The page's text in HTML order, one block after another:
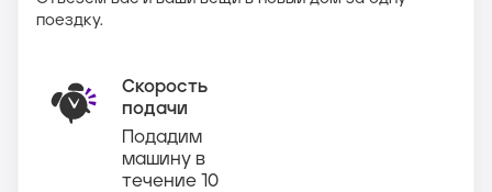
поездку.
Скорость
подачи
Подадим
машину в
течение 10